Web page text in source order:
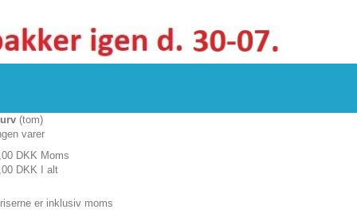
(tom)
varer
DKK Moms
DKK
I alt
er inklusiv moms